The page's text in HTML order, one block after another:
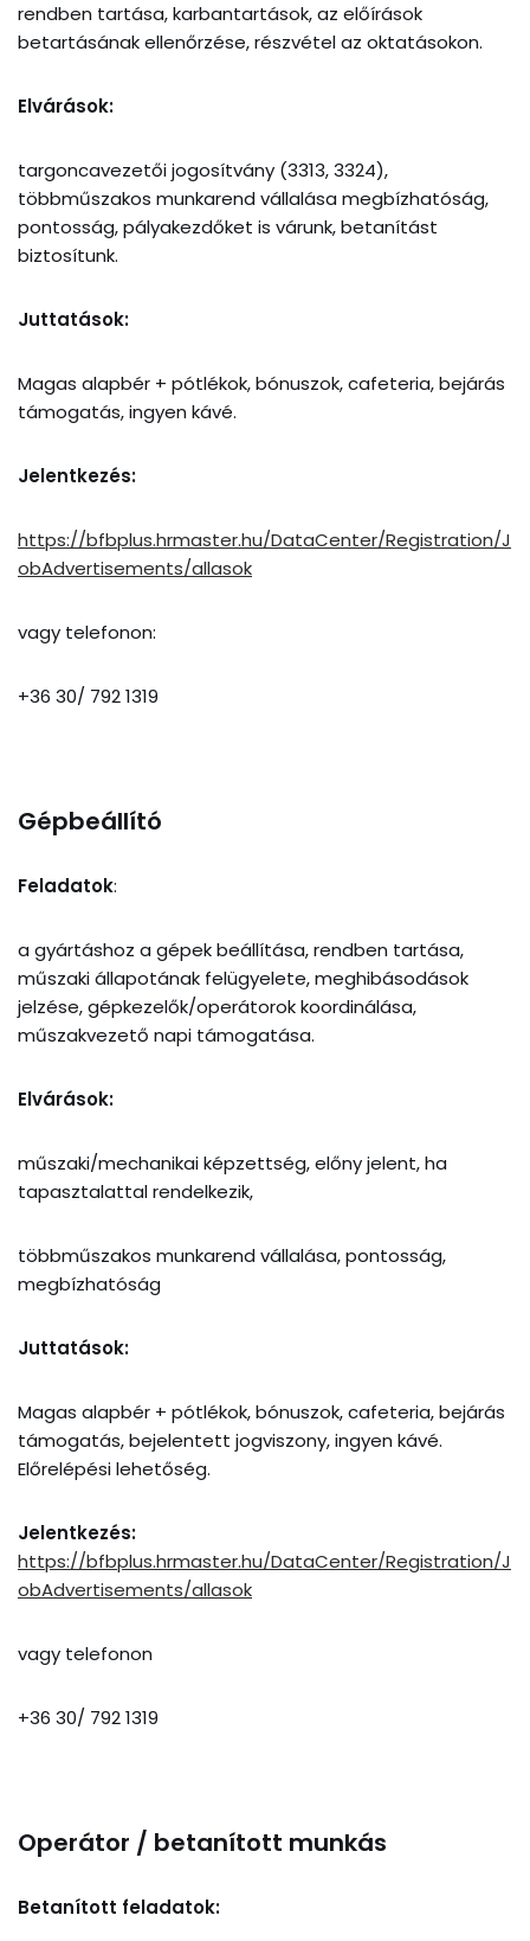
rendben tartása, karbantartások, az előírások
betartásának ellenőrzése, részvétel az oktatásokon.
Elvárások:
targoncavezetői jogosítvány (3313, 3324),
többműszakos munkarend vállalása megbízhatóság,
pontosság, pályakezdőket is várunk, betanítást
biztosítunk.
Juttatások:
Magas alapbér + pótlékok, bónuszok, cafeteria, bejárás
támogatás, ingyen kávé.
Jelentkezés:
https://bfbplus.hrmaster.hu/DataCenter/Registration/J
obAdvertisements/allasok
vagy telefonon:
+36 30/ 792 1319
Gépbeállító
Feladatok:
a gyártáshoz a gépek beállítása, rendben tartása,
műszaki állapotának felügyelete, meghibásodások
jelzése, gépkezelők/operátorok koordinálása,
műszakvezető napi támogatása.
Elvárások:
műszaki/mechanikai képzettség, előny jelent, ha
tapasztalattal rendelkezik,
többműszakos munkarend vállalása, pontosság,
megbízhatóság
Juttatások:
Magas alapbér + pótlékok, bónuszok, cafeteria, bejárás
támogatás, bejelentett jogviszony, ingyen kávé.
Előrelépési lehetőség.
Jelentkezés:
https://bfbplus.hrmaster.hu/DataCenter/Registration/J
obAdvertisements/allasok
vagy telefonon
+36 30/ 792 1319
Operátor / betanított munkás
Betanított feladatok: